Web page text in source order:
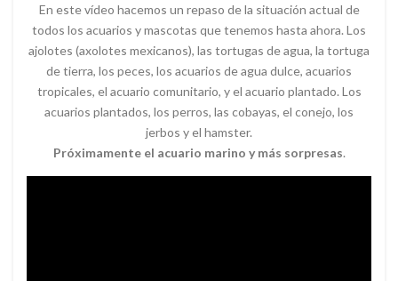
En este vídeo hacemos un repaso de la situación actual de
todos los acuarios y mascotas que tenemos hasta ahora. Los
ajolotes (axolotes mexicanos), las tortugas de agua, la tortuga
de tierra, los peces, los acuarios de agua dulce, acuarios
tropicales, el acuario comunitario, y el acuario plantado. Los
acuarios plantados, los perros, las cobayas, el conejo, los
jerbos y el hamster.
Próximamente el acuario marino y más sorpresas.